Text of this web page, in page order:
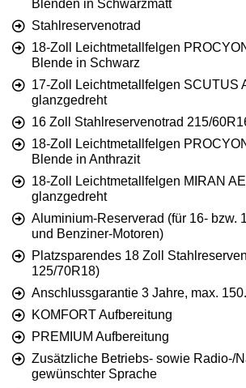
Blenden in Schwarzmatt
Stahlreservenotrad
18-Zoll Leichtmetallfelgen
Blende in Schwarz
17-Zoll Leichtmetallfelgen SCUTUS
glanzgedreht
16 Zoll Stahlreservenotrad 215/
18-Zoll Leichtmetallfelgen
Blende in Anthrazit
18-Zoll Leichtmetallfelgen MIRAN
glanzgedreht
Aluminium-Reserverad (für 16- bzw.
und Benziner-Motoren)
Platzsparendes 18 Zoll
125/70R18)
Anschlussgarantie 3 Jahre, max.
KOMFORT Aufbereitung
PREMIUM Aufbereitung
Zusätzliche Betriebs- sowie Radio-/
gewünschter Sprache